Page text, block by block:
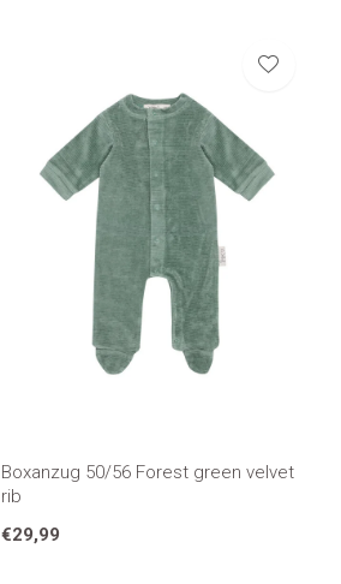
Boxanzug 50/56 Forest green velvet
rib
€29,99